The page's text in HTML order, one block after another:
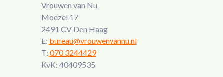
Vrouwen van Nu
Moezel 17
2491 CV Den Haag
E: bureau@vrouwenvannu.nl
T: 070 3244429
KvK: 40409535